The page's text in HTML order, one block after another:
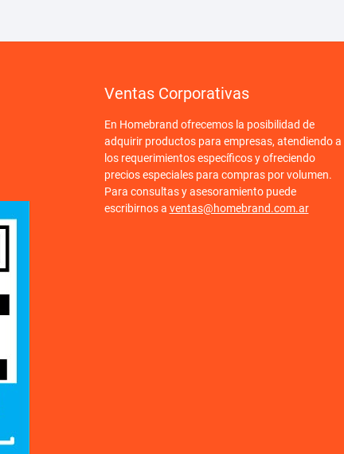
Ventas Corporativas
En Homebrand ofrecemos la posibilidad de
adquirir productos para empresas, atendiendo a
los requerimientos específicos y ofreciendo
precios especiales para compras por volumen.
Para consultas y asesoramiento puede
escribirnos a ventas@homebrand.com.ar